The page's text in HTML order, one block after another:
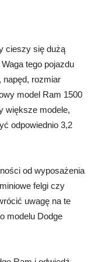
cieszy się dużą
tego pojazdu
napęd, rozmiar
model Ram 1500
większe modele,
odpowiednio 3,2
od wyposażenia
felgi czy
uwagę na te
modelu Dodge